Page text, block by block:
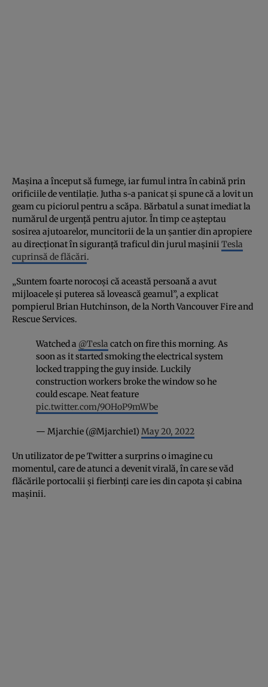
Mașina a început să fumege, iar fumul intra în cabină prin
orificiile de ventilație. Jutha s-a panicat și spune că a lovit un
geam cu piciorul pentru a scăpa. Bărbatul a sunat imediat la
numărul de urgență pentru ajutor. În timp ce așteptau
sosirea ajutoarelor, muncitorii de la un șantier din apropiere
au direcționat în siguranță traficul din jurul mașinii Tesla
cuprinsă de flăcări.
„Suntem foarte norocoși că această persoană a avut
mijloacele și puterea să lovească geamul”, a explicat
pompierul Brian Hutchinson, de la North Vancouver Fire and
Rescue Services.
Watched a @Tesla catch on fire this morning. As
soon as it started smoking the electrical system
locked trapping the guy inside. Luckily
construction workers broke the window so he
could escape. Neat feature
pic.twitter.com/9OHoP9mWbe
— Mjarchie (@Mjarchie1) May 20, 2022
Un utilizator de pe Twitter a surprins o imagine cu
momentul, care de atunci a devenit virală, în care se văd
flăcările portocalii și fierbinți care ies din capota și cabina
mașinii.